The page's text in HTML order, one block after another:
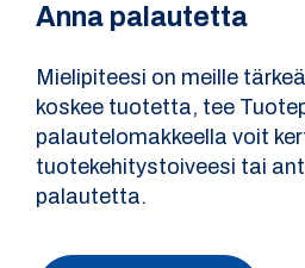
Anna palautetta
Mielipiteesi on meille
koskee tuotetta, tee
palautelomakkeella voit
tuotekehitystoiveesi tai
palautetta.